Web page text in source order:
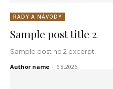
RADY A NÁVODY
Sample post title 2
Sample post no 2 excerpt.
Author name - 6.8.2026